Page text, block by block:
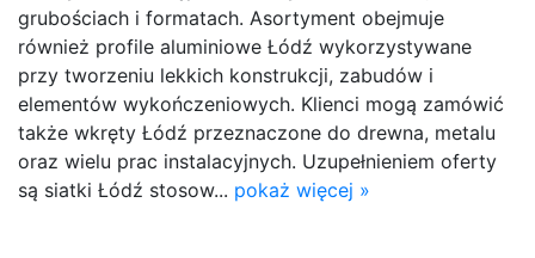
grubościach i formatach. Asortyment obejmuje
również profile aluminiowe Łódź wykorzystywane
przy tworzeniu lekkich konstrukcji, zabudów i
elementów wykończeniowych. Klienci mogą zamówić
także wkręty Łódź przeznaczone do drewna, metalu
oraz wielu prac instalacyjnych. Uzupełnieniem oferty
są siatki Łódź stosow... pokaż więcej »